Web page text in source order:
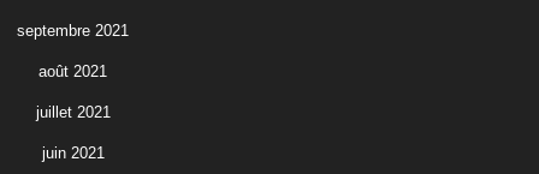
septembre 2021
août 2021
juillet 2021
juin 2021